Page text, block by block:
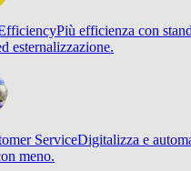
Più efficienza con
esternalizzazione.
ServiceDigitalizza e
meno.